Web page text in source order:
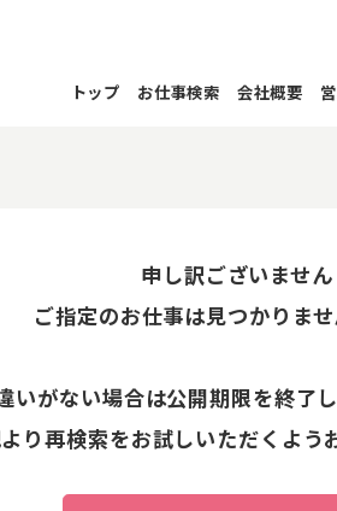
トップ お仕事検索 会社概要
申し訳ございません
ご指定のお仕事は見つかりませ
いがない場合は公開期限を終了
り再検索をお試しいただくよう